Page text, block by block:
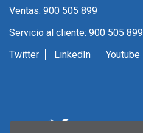
Ventas: 900 505 899
Servicio al cliente: 900 505 899
Twitter
LinkedIn Youtube